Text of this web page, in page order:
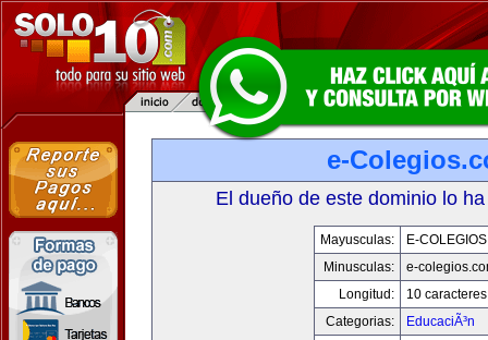
e-
El dueño de este dominio lo
Mayusculas:
E-
Minusculas:
e-
Longitud:
10 caracteres
Categorias:
EducaciÃ³n